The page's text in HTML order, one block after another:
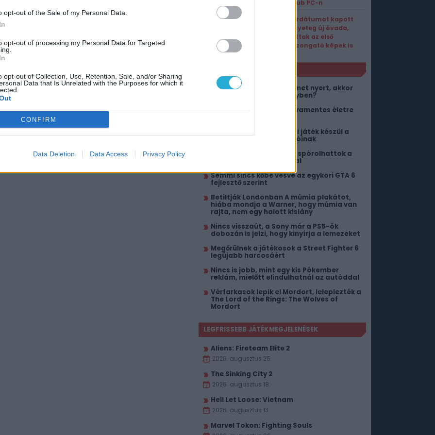
opt-out of the Sale of my Personal Data.
opt-out of processing my Personal Data for Targeted
opt-out of Collection, Use, Retention, Sale, and/or Sharing
Data that Is Unrelated with the Purposes for which it
CONFIRM
Data Deletion Data Access Privacy Policy
hogy a PC Guru tartalmairól véletlenül
Driveclub PC-n
Premierdátumot kapott
a Szörnyeteg új évada,
befutottak az első
hátborzongató képek is
Torzsiékkal két bronzérmet nyert, akkor
mire lesz képes a Vitalityben?
Az Apple is rámegy a kávamentes életre
Magyar fejlesztésű sci-fi játék készül a
Portal és a SOMA rajongóinak
Több mint 7000 forintot spórolhattok a
Steam új ingyenjátékával
Semmi sincs kőbe vésve az egykori GTA 6
fejlesztő szerint
Betiltják Londonban A múmia plakátot,
hiába mondja a Warner, hogy múmia van
rajta, nem egy halott kislány
Nincs visszaút, a Sony már a PS5-ök
dobozán is jelzi, hogy kinyírja a lemezeket
Megőrülnek a játékosok a Street Fighter 6
legújabb harcosáért
Nincs is jobb, mint egy kis Pókember
reklám, mielőtt elindulhatnál az autóddal
Vérfarkasok lepik el Mordort, leleplezték a
The Lord of the Rings: The Wolves of
Mordort
LEGFRISSEBB JÁTÉKMEGJELENÉSEK
Aliens: Fireteam Elite 2
2026. augusztus 25.
The Sinking City 2
2026. augusztus 18.
Hell Let Loose: Vietnam
2026. augusztus 13.
Marvel Tokon: Fighting Souls